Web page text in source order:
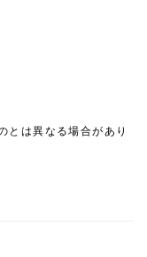
とは異なる場合があり